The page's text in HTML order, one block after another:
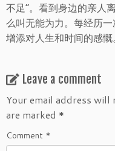
不足”。看到身边的亲人
么叫无能为力。每经历
增添对人生和时间的感慨
Leave a comment
Your email address will
are marked *
Comment *